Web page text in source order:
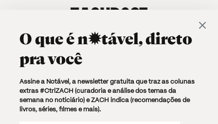
Queermuseu —
O que én✹tável, direto
pra você
Assine a Notável, a newsletter gratuita que traz as colunas
extras #CtrlZACH (curadoria e análise dos temas da
semana no noticiário) e ZACH indica (recomendações de
livros, séries, filmes e mais).